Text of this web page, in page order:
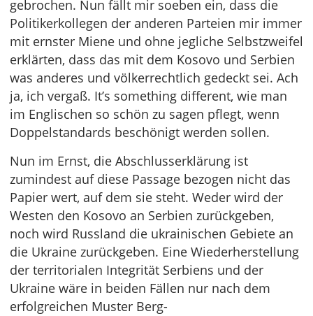
gebrochen. Nun fällt mir soeben ein, dass die
Politikerkollegen der anderen Parteien mir immer
mit ernster Miene und ohne jegliche Selbstzweifel
erklärten, dass das mit dem Kosovo und Serbien
was anderes und völkerrechtlich gedeckt sei. Ach
ja, ich vergaß. It’s something different, wie man
im Englischen so schön zu sagen pflegt, wenn
Doppelstandards beschönigt werden sollen.
Nun im Ernst, die Abschlusserklärung ist
zumindest auf diese Passage bezogen nicht das
Papier wert, auf dem sie steht. Weder wird der
Westen den Kosovo an Serbien zurückgeben,
noch wird Russland die ukrainischen Gebiete an
die Ukraine zurückgeben. Eine Wiederherstellung
der territorialen Integrität Serbiens und der
Ukraine wäre in beiden Fällen nur nach dem
erfolgreichen Muster Berg-